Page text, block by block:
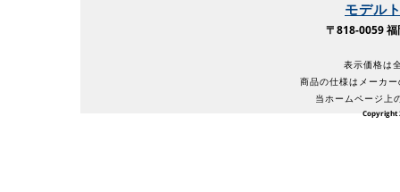
モデル
〒818-0059
表示価格は
商品の仕様はメーカ
当ホームページ上
Copyright